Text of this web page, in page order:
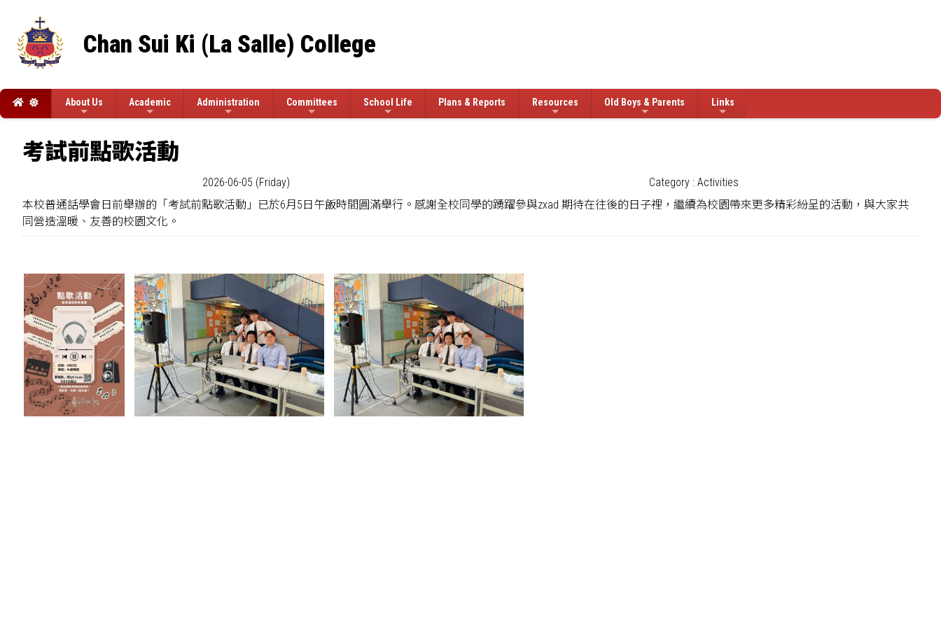
Chan Sui Ki (La Salle) College
About Us Academic Administration Committees School Life Plans & Reports Resources Old Boys & Parents Links
考試前點歌活動
2026-06-05 (Friday)
Category : Activities
本校普通話學會日前舉辦的「考試前點歌活動」已於6月5日午飯時間圓滿舉行。感謝全校同學的踴躍參與zxad 期待在往後的日子裡，繼續為校園帶來更多精彩紛呈的活動，與大家共
同營造溫暖、友善的校園文化。